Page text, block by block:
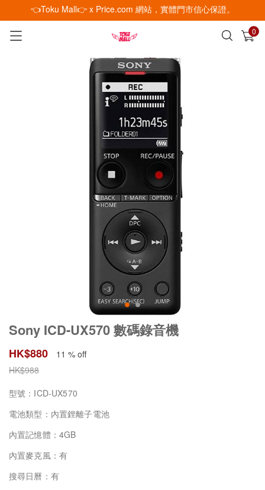
👈Toku Mall👉 x Price.com 網站，實體門市信心保證。
0
已加入購物車 查看
Sony ICD-UX570 數碼錄音機
HK$880
11 % off
HK$988
型號：ICD-UX570
電池類型：內置鋰離子電池
內置記憶體：4GB
內置麥克風：有
搜尋日曆：有